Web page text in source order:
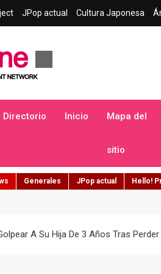
JPop actual Cultura Japonesa
Directorio Inicio Mapa del
sitio
Generales JPop actual Hello!
A Su Hija De 3 Años Tras